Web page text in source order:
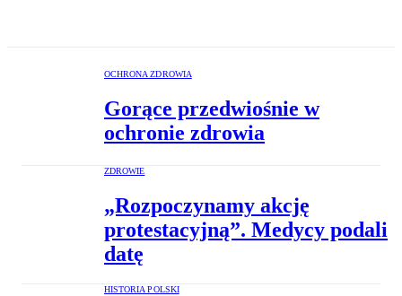
OCHRONA ZDROWIA
Gorące przedwiośnie w
ochronie zdrowia
ZDROWIE
„Rozpoczynamy akcję
protestacyjną”. Medycy podali
datę
HISTORIA POLSKI